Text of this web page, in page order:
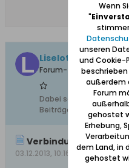
Liselotte Fischer
Forum-Teilnehmer
Dabei seit:
08.12.2011
Beiträge:
Verbindung nach Hel
03.12.2013, 10:16
Wenn
"
unseren
und Cookie-
beschrieben
außerdem
Forum
gehostet
Erhebung,
dem Land, in
gehostet